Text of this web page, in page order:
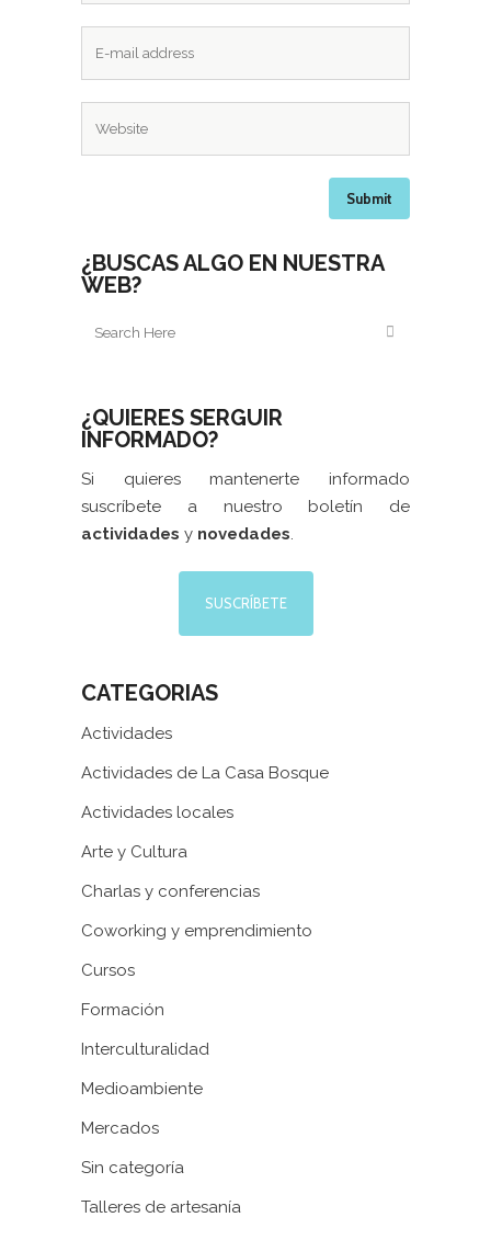
¿BUSCAS ALGO EN NUESTRA
WEB?
¿QUIERES SERGUIR
INFORMADO?
Si quieres mantenerte informado
suscríbete a nuestro boletín de
actividades y novedades.
SUSCRÍBETE
CATEGORIAS
Actividades
Actividades de La Casa Bosque
Actividades locales
Arte y Cultura
Charlas y conferencias
Coworking y emprendimiento
Cursos
Formación
Interculturalidad
Medioambiente
Mercados
Sin categoría
Talleres de artesanía